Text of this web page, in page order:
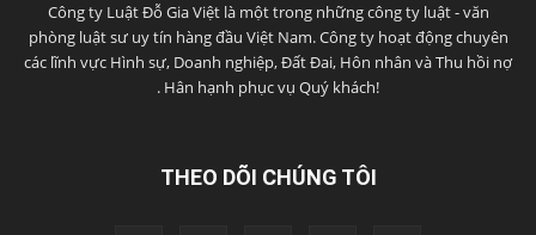
Công ty Luật Đỗ Gia Việt là một trong những công ty luật - văn
phòng luật sư uy tín hàng đầu Việt Nam. Công ty hoạt động chuyên
các lĩnh vực Hình sự, Doanh nghiệp, Đất Đai, Hôn nhân và Thu hồi nợ
. Hân hạnh phục vụ Quý khách!
THEO DÕI CHÚNG TÔI